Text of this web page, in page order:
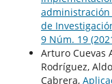
de
9 Núm. 19
Arturo Cuevas
Rodríguez,
Cabrera,